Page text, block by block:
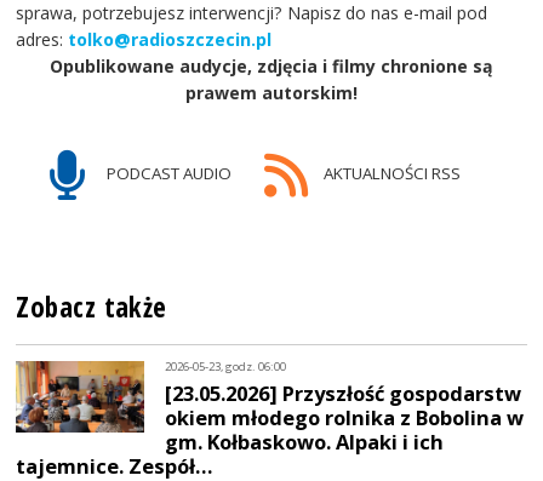
sprawa, potrzebujesz interwencji? Napisz do nas e-mail pod
adres: tolko@radioszczecin.pl
Opublikowane audycje, zdjęcia i filmy chronione są
prawem autorskim!
PODCAST AUDIO AKTUALNOŚCI RSS
Zobacz także
2026-05-23, godz. 06:00
[23.05.2026] Przyszłość gospodarstw
okiem młodego rolnika z Bobolina w
gm. Kołbaskowo. Alpaki i ich
tajemnice. Zespół…